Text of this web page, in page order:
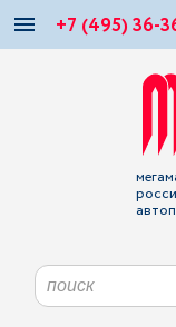
+7 (495) 36-